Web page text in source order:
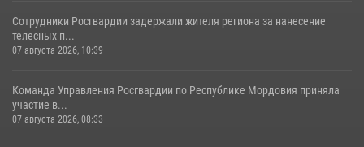
Сотрудники Росгвардии задержали жителя региона за нанесение
телесных п...
07 августа 2026, 10:39
Команда Управления Росгвардии по Республике Мордовия приняла
участие в...
07 августа 2026, 08:33